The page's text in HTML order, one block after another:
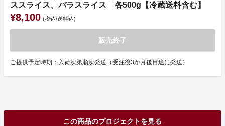
ススライス、バラスライス 各500g【冷蔵送料含む】
¥8,100 (税込/送料込)
販売終了
ご提供予定時期：入荷次第順次発送（受注後3か月後目途に発送）
この商品のプロジェクトを見る